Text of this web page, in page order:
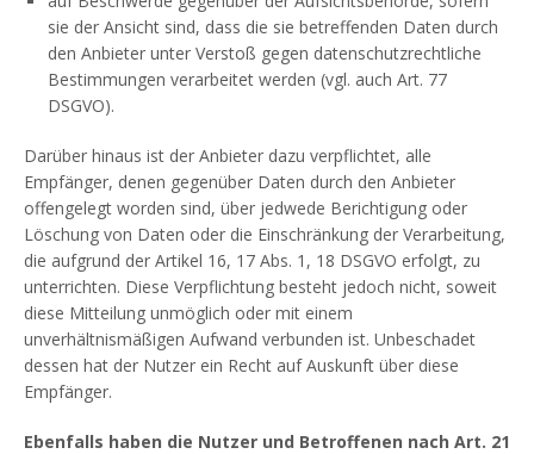
sie der Ansicht sind, dass die sie betreffenden Daten durch
den Anbieter unter Verstoß gegen datenschutzrechtliche
Bestimmungen verarbeitet werden (vgl. auch Art. 77
DSGVO).
Darüber hinaus ist der Anbieter dazu verpflichtet, alle
Empfänger, denen gegenüber Daten durch den Anbieter
offengelegt worden sind, über jedwede Berichtigung oder
Löschung von Daten oder die Einschränkung der Verarbeitung,
die aufgrund der Artikel 16, 17 Abs. 1, 18 DSGVO erfolgt, zu
unterrichten. Diese Verpflichtung besteht jedoch nicht, soweit
diese Mitteilung unmöglich oder mit einem
unverhältnismäßigen Aufwand verbunden ist. Unbeschadet
dessen hat der Nutzer ein Recht auf Auskunft über diese
Empfänger.
Ebenfalls haben die Nutzer und Betroffenen nach Art. 21